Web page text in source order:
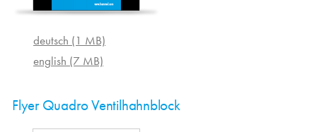
deutsch (1 MB)
english (7 MB)
Flyer Quadro Ventilhahnblock